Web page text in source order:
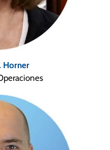
Horner